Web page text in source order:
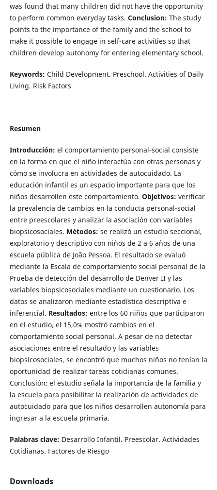
was found that many children did not have the opportunity
to perform common everyday tasks. Conclusion: The study
points to the importance of the family and the school to
make it possible to engage in self-care activities so that
children develop autonomy for entering elementary school.
Keywords: Child Development. Preschool. Activities of Daily
Living. Risk Factors
Resumen
Introducción: el comportamiento personal-social consiste
en la forma en que el niño interactúa con otras personas y
cómo se involucra en actividades de autocuidado. La
educación infantil es un espacio importante para que los
niños desarrollen este comportamiento. Objetivos: verificar
la prevalencia de cambios en la conducta personal-social
entre preescolares y analizar la asociación con variables
biopsicosociales. Métodos: se realizó un estudio seccional,
exploratorio y descriptivo con niños de 2 a 6 años de una
escuela pública de João Pessoa. El resultado se evaluó
mediante la Escala de comportamiento social personal de la
Prueba de detección del desarrollo de Denver II y las
variables biopsicosociales mediante un cuestionario. Los
datos se analizaron mediante estadística descriptiva e
inferencial. Resultados: entre los 60 niños que participaron
en el estudio, el 15,0% mostró cambios en el
comportamiento social personal. A pesar de no detectar
asociaciones entre el resultado y las variables
biopsicosociales, se encontró que muchos niños no tenían la
oportunidad de realizar tareas cotidianas comunes.
Conclusión: el estudio señala la importancia de la familia y
la escuela para posibilitar la realización de actividades de
autocuidado para que los niños desarrollen autonomía para
ingresar a la escuela primaria.
Palabras clave: Desarrollo Infantil. Preescolar. Actividades
Cotidianas. Factores de Riesgo
Downloads